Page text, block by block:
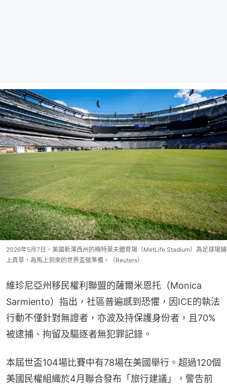
2026年5月7日，美國新澤西州的梅特萊夫體育場（MetLife Stadium）為足球場鋪
上真草，為馬上到來的世界盃做準備。（Reuters）
維珍尼亞州移民權利聯盟的薩爾米恩托（Monica
Sarmiento）指出，社區普遍感到恐懼，因ICE的執法
行動不僅針對無證者，亦波及持保護身份者，且70%
被逮捕、拘留及驅逐者無犯罪記錄。
本屆世盃104場比賽中有78場在美國舉行。超過120個
美國民權組織於4月聯合發布「旅行建議」，警告前